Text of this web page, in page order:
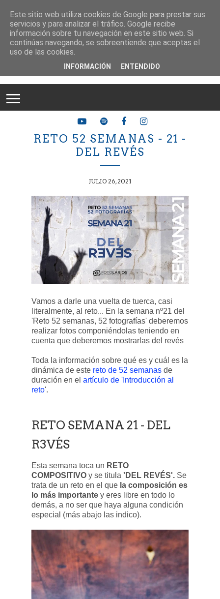
RETO 52 SEMANAS - 21 -
DEL REVÉS
JULIO 26, 2021
Vamos a darle una vuelta de tuerca, casi
literalmente, al reto... En la semana nº21 del
'Reto 52 semanas, 52 fotografías' deberemos
realizar fotos componiéndolas teniendo en
cuenta que deberemos mostrarlas del revés
Toda la información sobre qué es y cuál es la
dinámica de este reto de 52 semanas de
duración en el artículo de 'Introducción al
reto'.
RETO SEMANA 21 - DEL
R3VÉS
Esta semana toca un RETO
COMPOSITIVO y se titula 'DEL REVÉS'. Se
trata de un reto en el que la composición es
lo más importante y eres libre en todo lo
demás, a no ser que haya alguna condición
especial (más abajo las indico).
Este sitio web utiliza cookies de Google para prestar sus
servicios y para analizar el tráfico. Google recibe
información sobre tu navegación en este sitio web. Si
continúas navegando, se sobreentiende que aceptas el
uso de las cookies.
INFORMACIÓN ENTENDIDO